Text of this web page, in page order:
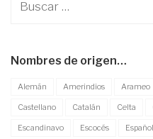
Nombres de origen…
Alemán Amerindios Arameo
Castellano Catalán Celta
Escandinavo Escocés Español